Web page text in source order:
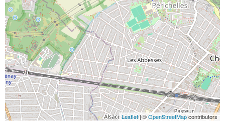
Leaflet| ©OpenStreetMapcontributors